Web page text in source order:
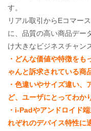
す。
リアル取引からEコマー
に、品質の高い商品デー
け大きなビジネスチャン
・どんな価値や特徴を
ゃんと訴求されている商
・色違いやサイズ違い
ど、ユーザにとってわか
・i-Padやアンドロイド
れぞれのデバイス特性に